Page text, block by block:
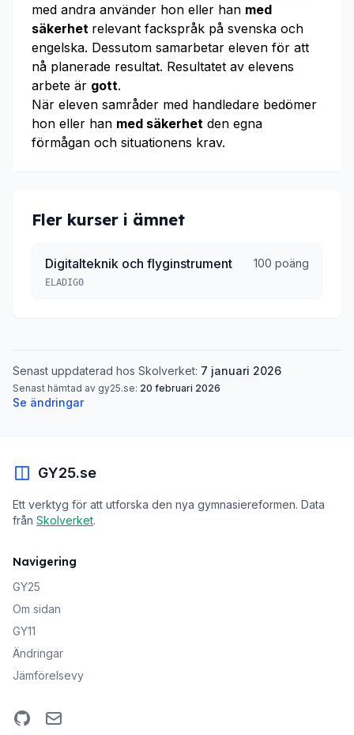
med andra använder hon eller han med
säkerhet relevant fackspråk på svenska och
engelska. Dessutom samarbetar eleven för att
nå planerade resultat. Resultatet av elevens
arbete är gott.
När eleven samråder med handledare bedömer
hon eller han med säkerhet den egna
förmågan och situationens krav.
Fler kurser i ämnet
Digitalteknik och flyginstrument 100 poäng
ELADIG0
Senast uppdaterad hos Skolverket: 7 januari 2026
Senast hämtad av gy25.se: 20 februari 2026
Se ändringar
GY25.se
Ett verktyg för att utforska den nya gymnasiereformen. Data
från Skolverket.
Navigering
GY25
Om sidan
GY11
Ändringar
Jämförelsevy
GitHubEmail